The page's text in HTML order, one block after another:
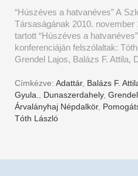
“Húszéves a hatvanéves” A
Társaságának 2010.
tartott “Húszéves a
konferenciáján felszólaltak:
Grendel Lajos, Balázs F. Attila,
Címkézve: Adattár, Balázs F.
Gyula., Dunaszerdahely,
Árvalányhaj Népdalkör,
Tóth László